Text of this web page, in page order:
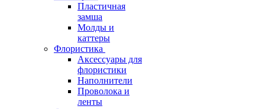
Пластичная
замша
Молды и
каттеры
Флористика
Аксессуары для
флористики
Наполнители
Проволока и
ленты